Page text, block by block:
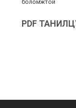
боломжтой
PDF